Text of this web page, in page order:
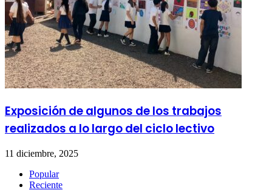
Exposición de algunos de los trabajos
realizados a lo largo del ciclo lectivo
11 diciembre, 2025
Popular
Reciente